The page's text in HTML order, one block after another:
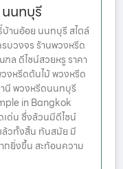
นทบุรี
านอ้อย นนทบุรี สไตล์
บวงจร ร้านพวงหรีด
ล ดีไซน์สวยหรู ราคา
งหรีดต้นไม้ พวงหรีด
นี พวงหรีดนนทบุรี
in Bangkok
เด่น ซึ่งล้วนมีดีไซน์
ล้วทั้งสิ้น ทันสมัย มี
กยิ่งขึ้น สะท้อนความ